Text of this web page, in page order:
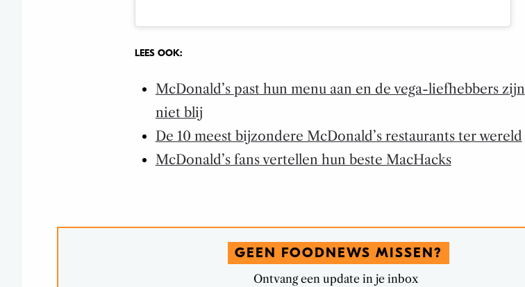
LEES OOK:
McDonald’s past hun menu aan en de vega-liefhebbers zijn
niet blij
De 10 meest bijzondere McDonald’s restaurants ter wereld
McDonald’s fans vertellen hun beste MacHacks
GEEN FOODNEWS MISSEN?
Ontvang een update in je inbox